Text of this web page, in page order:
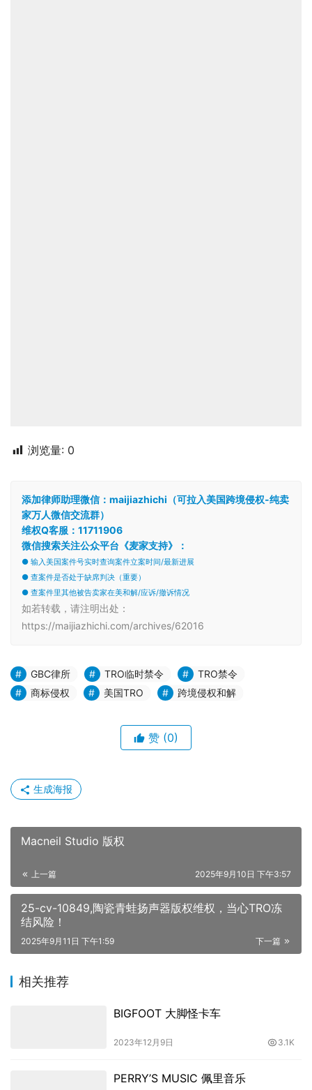
浏览量: 0
添加律师助理微信：maijiazhichi（可拉入美国跨境侵权-纯卖
家万人微信交流群）
维权Q客服：11711906
微信搜索关注公众平台《麦家支持》：
● 输入美国案件号实时查询案件立案时间/最新进展
● 查案件是否处于缺席判决（重要）
● 查案件里其他被告卖家在美和解/应诉/撤诉情况
如若转载，请注明出处：
https://maijiazhichi.com/archives/62016
GBC律所 TRO临时禁令
TRO禁令
商标侵权
美国TRO 跨境侵权和解
赞 (0)
生成海报
Macneil Studio 版权
上一篇 2025年9月10日 下午3:57
25-cv-10849,陶瓷青蛙扬声器版权维权，当心TRO冻
结风险！
下一篇
2025年9月11日 下午1:59
相关推荐
BIGFOOT 大脚怪卡车
2023年12月9日 3.1K
PERRY’S MUSIC 佩里音乐